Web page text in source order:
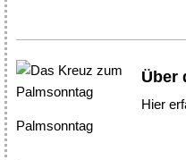
Über
Hier
Palmsonntag